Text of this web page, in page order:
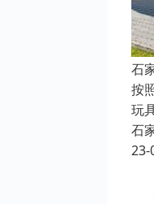
石
按
玩
石
23-